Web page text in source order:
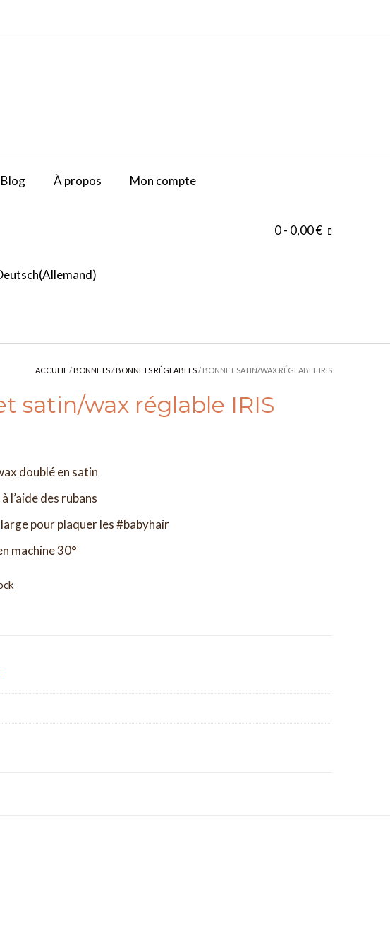
Blog À propos Mon compte
(Allemand)
0- 0,00 €
ACCUEIL /BONNETS/BONNETS RÉGLABLES/ BONNET SATIN/WAX RÉGLABLE IRIS
satin/wax réglable IRIS
doublé en satin
l’aide des rubans
pour plaquer les #babyhair
machine 30°